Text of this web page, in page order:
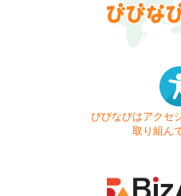
びびなびはアクセ
取り組ん